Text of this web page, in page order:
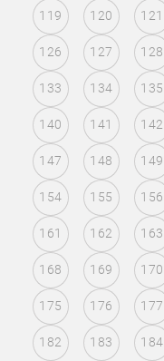
119 120 121
126 127 128
133 134 135
140 141 142
147 148 149
154 155 156
161 162 163
168 169 170
175 176 177
182 183 184